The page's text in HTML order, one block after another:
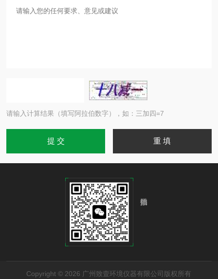
请输入计算结果（填写阿拉伯数字），如：三加四=7
Copyright © 2026 广州致壹环境仪器有限公司版权所有